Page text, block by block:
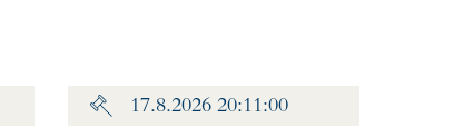
17.8.2026 20:11:00